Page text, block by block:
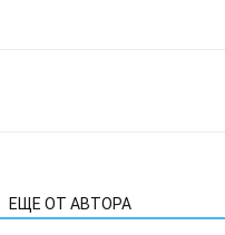
ЕЩЕ ОТ АВТОРА